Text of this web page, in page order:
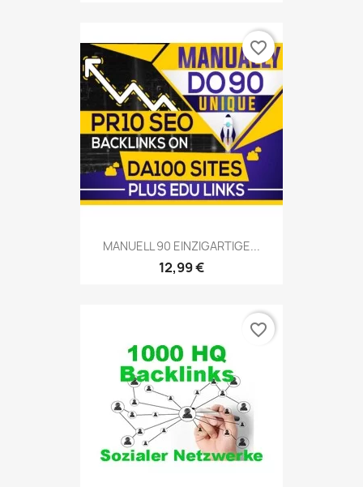
MANUELL 90 EINZIGARTIGE...
12,99 €
favorite_border
favorite_border